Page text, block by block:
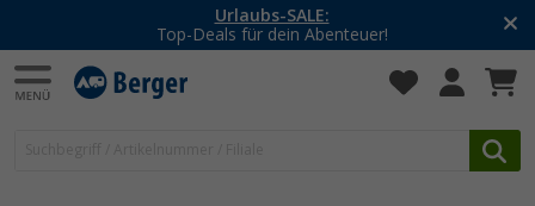
Urlaubs-SALE:
Top-Deals für dein Abenteuer!